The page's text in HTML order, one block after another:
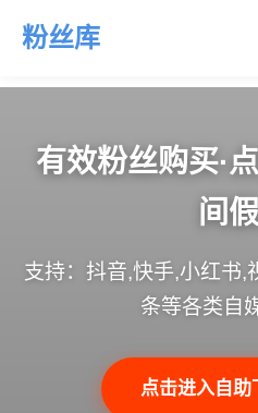
粉丝库
有效粉丝购买·
间
支持：抖音,快手,小红书,
条等各类自
点击进入自助